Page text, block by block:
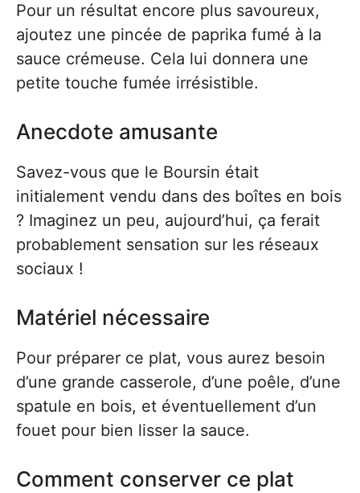
Pour un résultat encore plus savoureux,
ajoutez une pincée de paprika fumé à la
sauce crémeuse. Cela lui donnera une
petite touche fumée irrésistible.
Anecdote amusante
Savez-vous que le Boursin était
initialement vendu dans des boîtes en bois
? Imaginez un peu, aujourd’hui, ça ferait
probablement sensation sur les réseaux
sociaux !
Matériel nécessaire
Pour préparer ce plat, vous aurez besoin
d’une grande casserole, d’une poêle, d’une
spatule en bois, et éventuellement d’un
fouet pour bien lisser la sauce.
Comment conserver ce plat